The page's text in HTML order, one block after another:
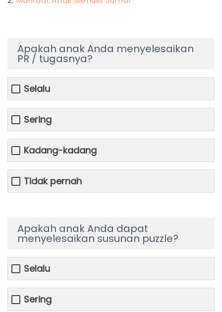
Apakah anak Anda menyelesaikan
PR / tugasnya?
Selalu
Sering
Kadang-kadang
Tidak pernah
Apakah anak Anda dapat
menyelesaikan susunan puzzle?
Selalu
Sering